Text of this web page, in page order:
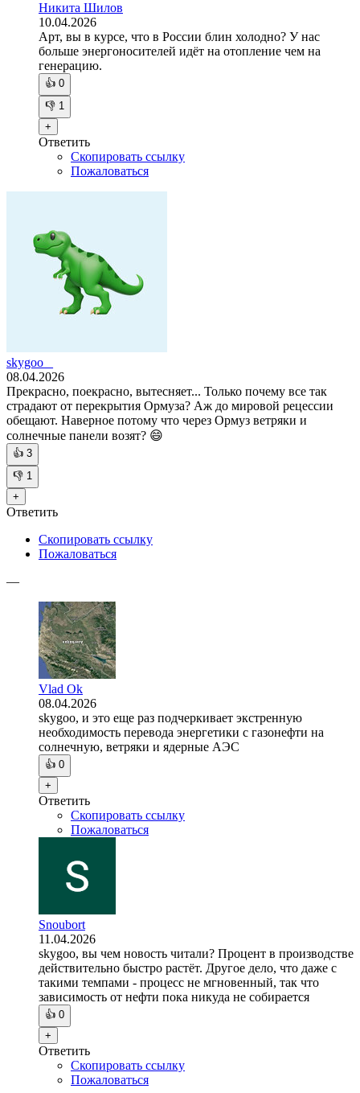
Никита Шилов
10.04.2026
Арт, вы в курсе, что в России блин холодно? У нас
больше энергоносителей идёт на отопление чем на
генерацию.
👍 0
👎 1
+
Ответить
Скопировать ссылку
Пожаловаться
skygoo _
08.04.2026
Прекрасно, поекрасно, вытесняет... Только почему все так
страдают от перекрытия Ормуза? Аж до мировой рецессии
обещают. Наверное потому что через Ормуз ветряки и
солнечные панели возят? 😄
👍 3
👎 1
+
Ответить
Скопировать ссылку
Пожаловаться
—
Vlad Ok
08.04.2026
skygoo, и это еще раз подчеркивает экстренную
необходимость перевода энергетики с газонефти на
солнечную, ветряки и ядерные АЭС
👍 0
+
Ответить
Скопировать ссылку
Пожаловаться
Snoubort
11.04.2026
skygoo, вы чем новость читали? Процент в производстве
действительно быстро растёт. Другое дело, что даже с
такими темпами - процесс не мгновенный, так что
зависимость от нефти пока никуда не собирается
👍 0
+
Ответить
Скопировать ссылку
Пожаловаться